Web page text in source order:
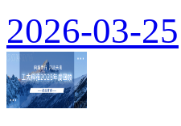
2026-03-25